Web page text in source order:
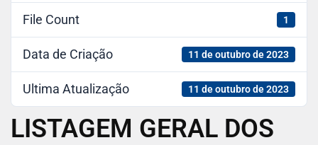
File Count 1
Data de Criação 11 de outubro de 2023
Ultima Atualização 11 de outubro de 2023
LISTAGEM GERAL DOS